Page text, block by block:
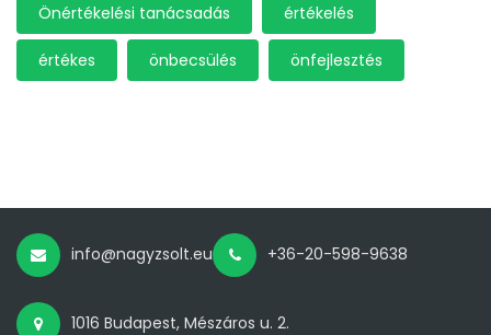
Önértékelési tanácsadás értékelés
értékes önbecsülés önfejlesztés
info@nagyzsolt.eu +36-20-598-9638
1016 Budapest, Mészáros u. 2.